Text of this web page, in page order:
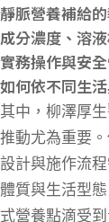
靜脈營養補給
成分濃度、溶
實務操作與安
如何依不同生
其中，柳澤厚
推動尤為重要
設計與施作流
體質與生活型
式營養點滴受